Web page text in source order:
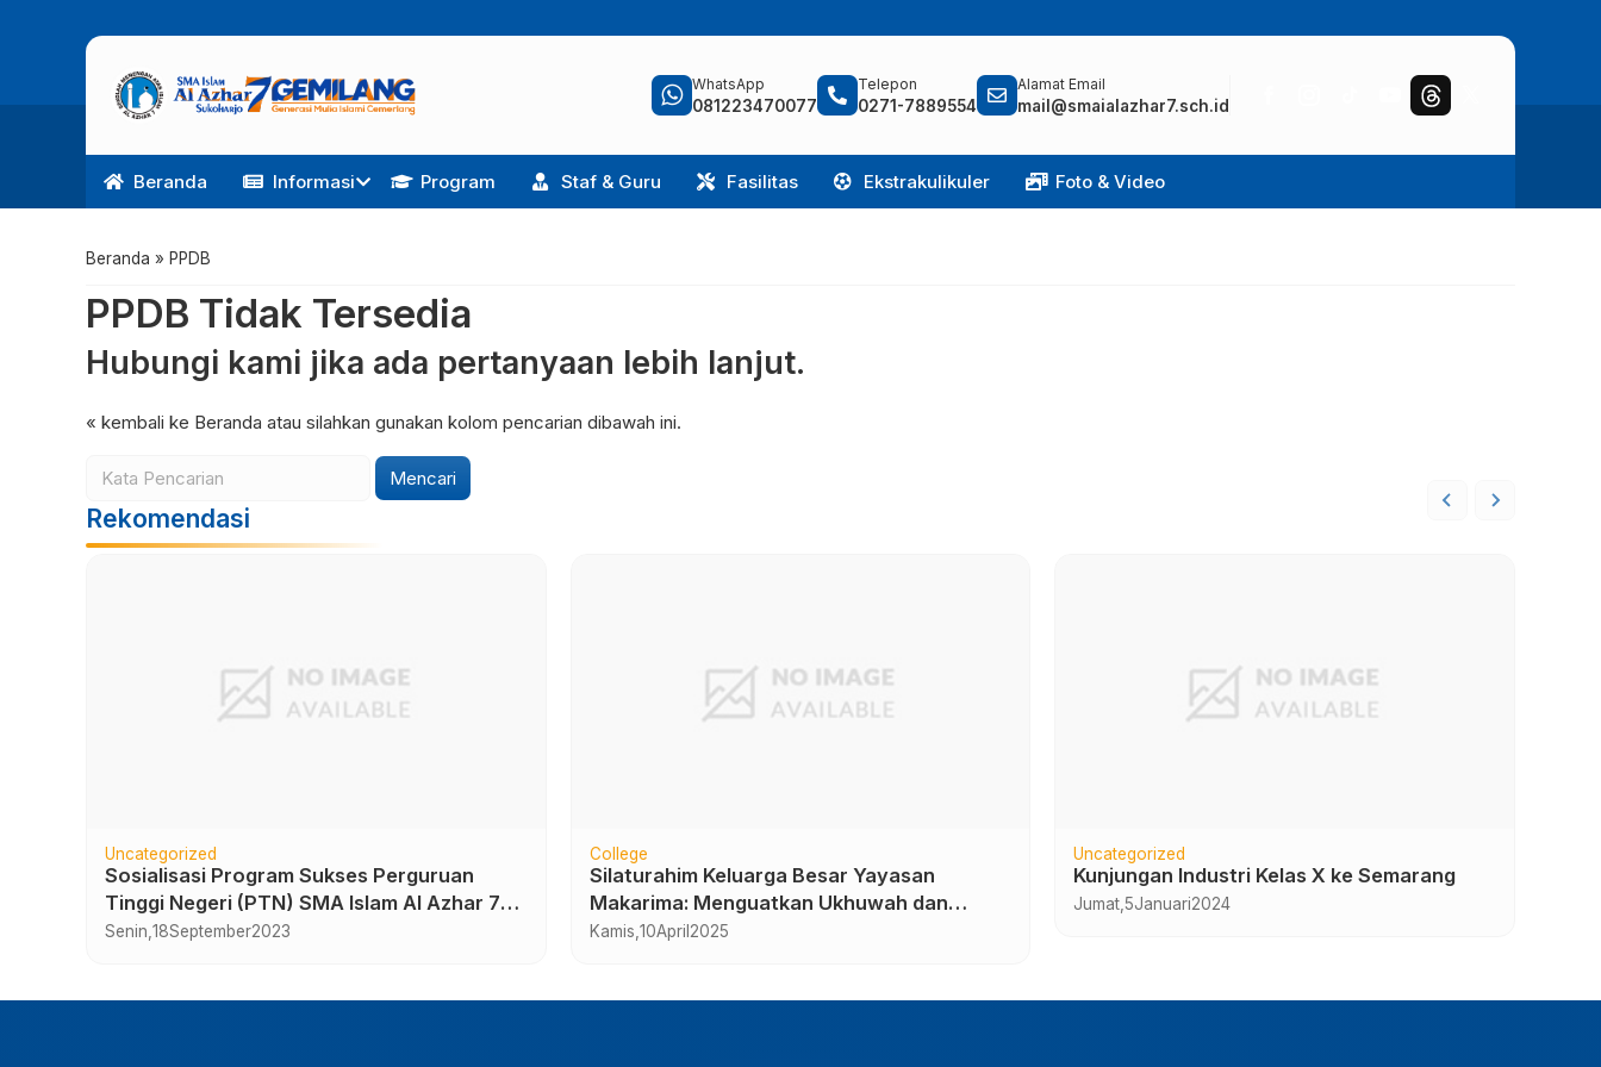
WhatsApp
081223470077
Telepon
0271-7889554
Alamat Email
mail@smaialazhar7.sch.id
Beranda Informasi Program Staf & Guru Fasilitas Ekstrakulikuler Foto & Video
Beranda » PPDB
PPDB Tidak Tersedia
Hubungi kami jika ada pertanyaan lebih lanjut.
« kembali ke Beranda atau silahkan gunakan kolom pencarian dibawah ini.
Mencari
Rekomendasi
Uncategorized
Sosialisasi Program Sukses Perguruan
Tinggi Negeri (PTN) SMA Islam Al Azhar 7
Sukoharjo
Senin, 18September2023
College
Silaturahim Keluarga Besar Yayasan
Makarima: Menguatkan Ukhuwah dan
Sinergi Pendidikan
Kamis, 10April 2025
Uncategorized
Kunjungan Industri Kelas X ke Semarang
Jumat,5Januari2024